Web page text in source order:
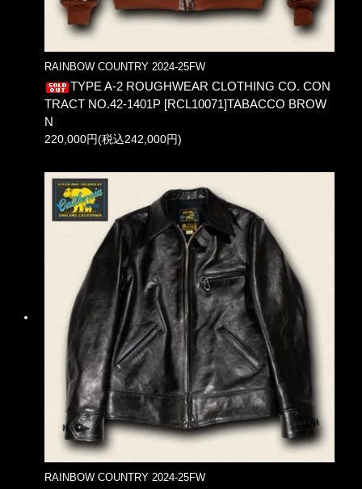
RAINBOW COUNTRY 2024-25FW
TYPE A-2 ROUGHWEAR CLOTHING CO. CON
TRACT NO.42-1401P [RCL10071]TABACCO BROW
N
220,000円(税込242,000円)
RAINBOW COUNTRY 2024-25FW